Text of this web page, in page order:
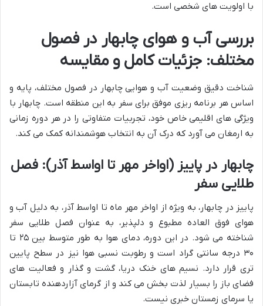
با اولویت های شخصی است.
بررسی آب و هوای چابهار در فصول
مختلف: جزئیات کامل و مقایسه
شناخت دقیق وضعیت آب و هوایی چابهار در فصول مختلف، پایه و
اساس هر برنامه ریزی موفق برای سفر به این منطقه است. چابهار با
ویژگی های اقلیمی خاص خود، تجربیات متفاوتی را در هر دوره زمانی
به ارمغان می آورد که درک آن به انتخاب هوشمندانه کمک می کند.
چابهار در پاییز (اواخر مهر تا اواسط آذر): فصل
طلایی سفر
پاییز در چابهار، به ویژه از اواخر مهر ماه تا اواسط آذر، به دلیل آب و
هوای فوق العاده مطبوع و دلپذیر، به عنوان فصل طلایی سفر
شناخته می شود. در این دوره، دمای هوا به طور متوسط بین ۲۵ تا
۳۰ درجه سانتی گراد است و رطوبت نسبی هوا نیز در سطح پایین
تری قرار دارد. نسیم های خنک دریا، گشت و گذار و فعالیت های
فضای باز را بسیار لذت بخش می کند و از گرمای آزاردهنده تابستان
یا سرمای زمستان خبری نیست.